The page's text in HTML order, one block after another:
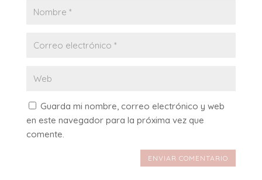
Guarda mi nombre, correo electrónico y web
en este navegador para la próxima vez que
comente.
ENVIAR COMENTARIO